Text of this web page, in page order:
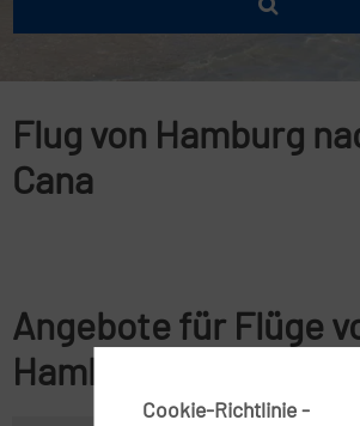
Flug von Hamburg
Cana
Angebote für Flüge
Hamburg nach Punta
Cookie-Richtlinie -